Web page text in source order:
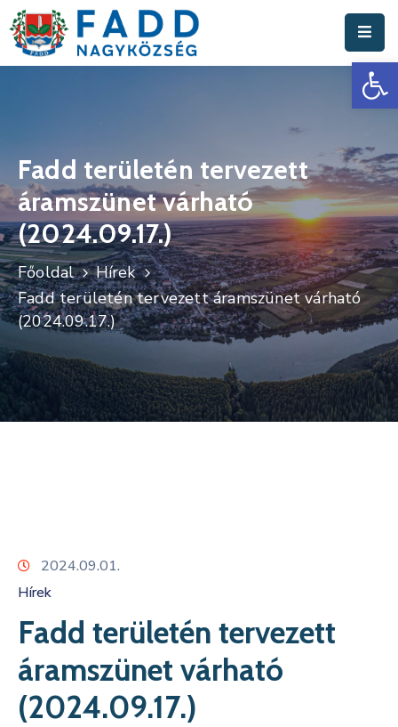
Hivatal
Fadd
Nagyközség
Turisztika
Választási
Információk
Események
Kapcsolat
Fadd területén tervezett
áramszünet várható
(2024.09.17.)
Főoldal
Hírek
Fadd területén tervezett áramszünet várható
(2024.09.17.)
2024.09.01.
Hírek
Fadd területén tervezett
áramszünet várható
(2024.09.17.)